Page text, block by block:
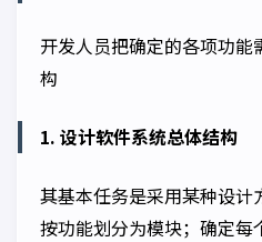
开发人员把确定的各项功
构
1. 设计软件系统总体结构
其基本任务是采用某种设
按功能划分为模块；确定